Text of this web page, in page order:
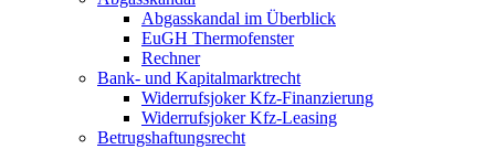
Abgasskandal im Überblick
EuGH Thermofenster
Rechner
Bank- und Kapitalmarktrecht
Widerrufsjoker Kfz-Finanzierung
Widerrufsjoker Kfz-Leasing
Betrugshaftungsrecht